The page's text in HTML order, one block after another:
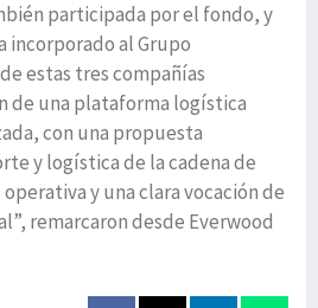
participada por el fondo, y
al Grupo
estas tres compañías
de una plataforma logística
con una propuesta
y logística de la cadena de
y una clara vocación de
remarcaron desde Everwood